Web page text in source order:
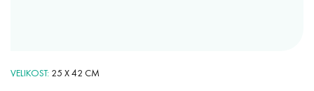
VELIKOST 25 X 42 CM